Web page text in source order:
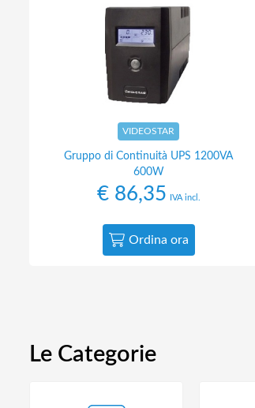
VIDEOSTAR
Gruppo di Continuità UPS 1200VA
600W
€86,35 IVA incl.
Ordina ora
Le Categorie